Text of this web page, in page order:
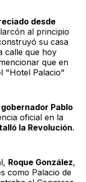
desde
al principio
su casa
calle que hoy
que en
"Hotel Palacio"
gobernador Pablo
oficial en la
la Revolución.
Roque González,
como Palacio de